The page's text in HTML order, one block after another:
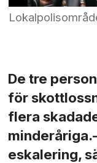
Lokalpolisområdeschef Anders Olofsson höll i onsdagens pressträff. I bakgrunden ses Pernilla Åström,
De tre
för
flera
eskalering,